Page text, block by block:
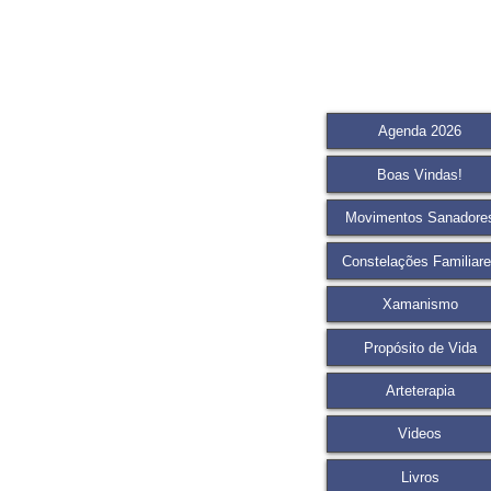
Agenda 2026
Boas Vindas!
Movimentos
Constelações
Xamanismo
Propósito de Vida
Arteterapia
Videos
Livros